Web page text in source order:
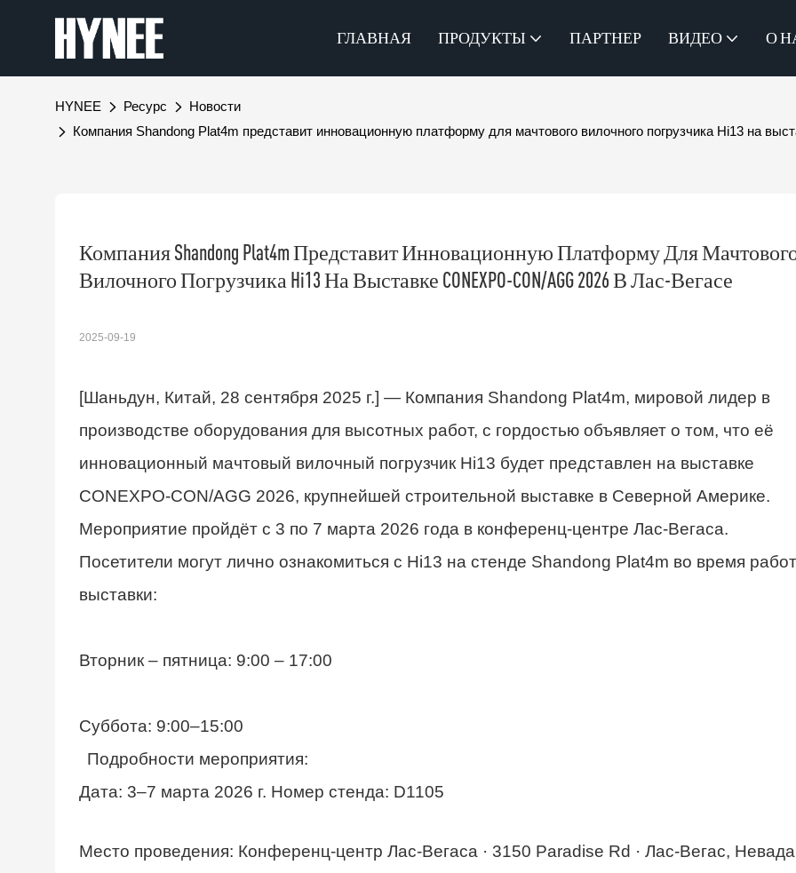
ГЛАВНАЯ ПРОДУКТЫ ПАРТНЕР ВИДЕО О
HYNEE Ресурс
Новости
Компания Shandong Plat4m представит инновационную платформу для мачтового вилочного погрузчика Hi13 на
Компания Shandong Plat4m Представит Инновационную Платформу Для
Вилочного Погрузчика Hi13 На Выставке CONEXPO-CON/AGG 2026 В Лас-Вегасе
2025-09-19
[Шаньдун, Китай, 28 сентября 2025 г.] — Компания Shandong Plat4m, мировой лидер в
производстве оборудования для высотных работ, с гордостью объявляет о том, что её
инновационный мачтовый вилочный погрузчик Hi13 будет представлен на выставке
CONEXPO-CON/AGG 2026, крупнейшей строительной выставке в Северной Америке.
Мероприятие пройдёт с 3 по 7 марта 2026 года в конференц-центре Лас-Вегаса.
Посетители могут лично ознакомиться с Hi13 на стенде Shandong Plat4m во время
выставки:
Вторник – пятница: 9:00 – 17:00
Суббота: 9:00–15:00
Подробности мероприятия:
Дата: 3–7 марта 2026 г. Номер стенда: D1105
Место проведения: Конференц-центр Лас-Вегаса · 3150 Paradise Rd · Лас-Вегас, Невада